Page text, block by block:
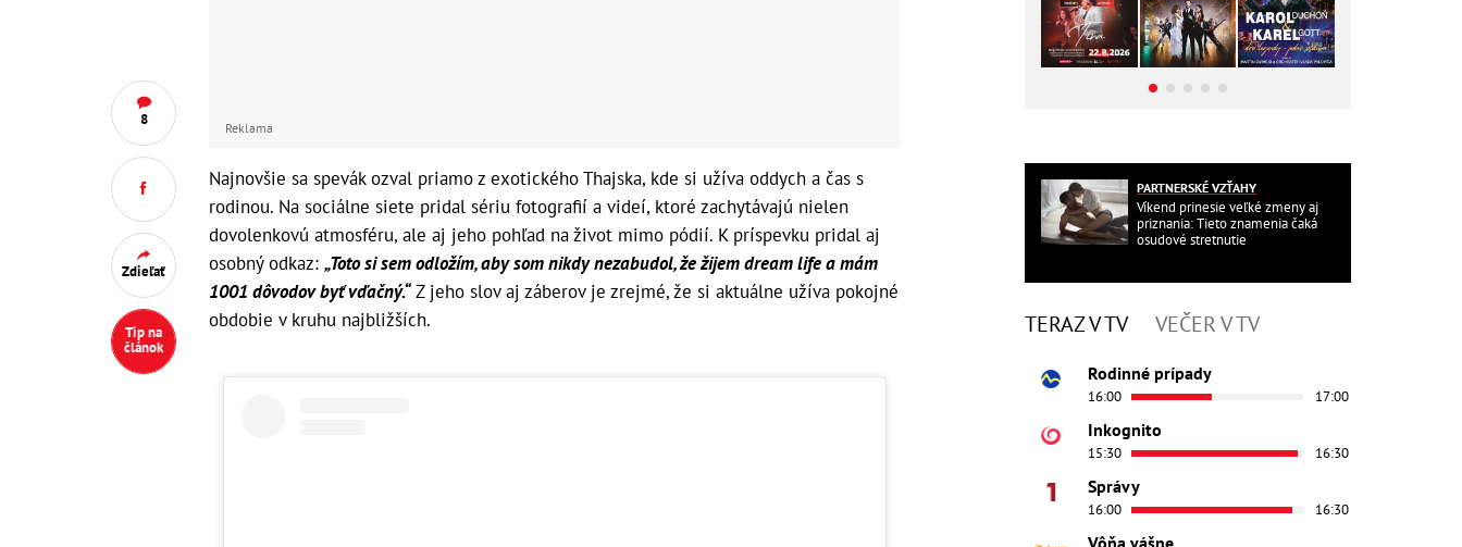
8
Zdieľať
Tip na
článok
Reklama
Najnovšie sa spevák ozval priamo z exotického Thajska, kde si užíva oddych a čas s
rodinou. Na sociálne siete pridal sériu fotografií a videí, ktoré zachytávajú nielen
dovolenkovú atmosféru, ale aj jeho pohľad na život mimo pódií. K príspevku pridal aj
osobný odkaz: „Toto si sem odložím, aby som nikdy nezabudol, že žijem dream life a mám
1001 dôvodov byť vďačný.“Z jeho slov aj záberov je zrejmé, že si aktuálne užíva pokojné
obdobie v kruhu najbližších.
PARTNERSKÉ VZŤAHY
Víkend prinesie veľké zmeny aj
priznania: Tieto znamenia čaká
osudové stretnutie
TERAZ V TV VEČER V TV
Rodinné prípady
16:00 17:00
Inkognito
15:30 16:30
Správy
16:00 16:30
Vôňa vášne